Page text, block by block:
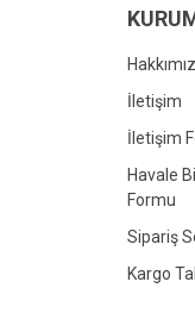
İletişim
İletişim
Havale
Formu
Sipariş
Kargo